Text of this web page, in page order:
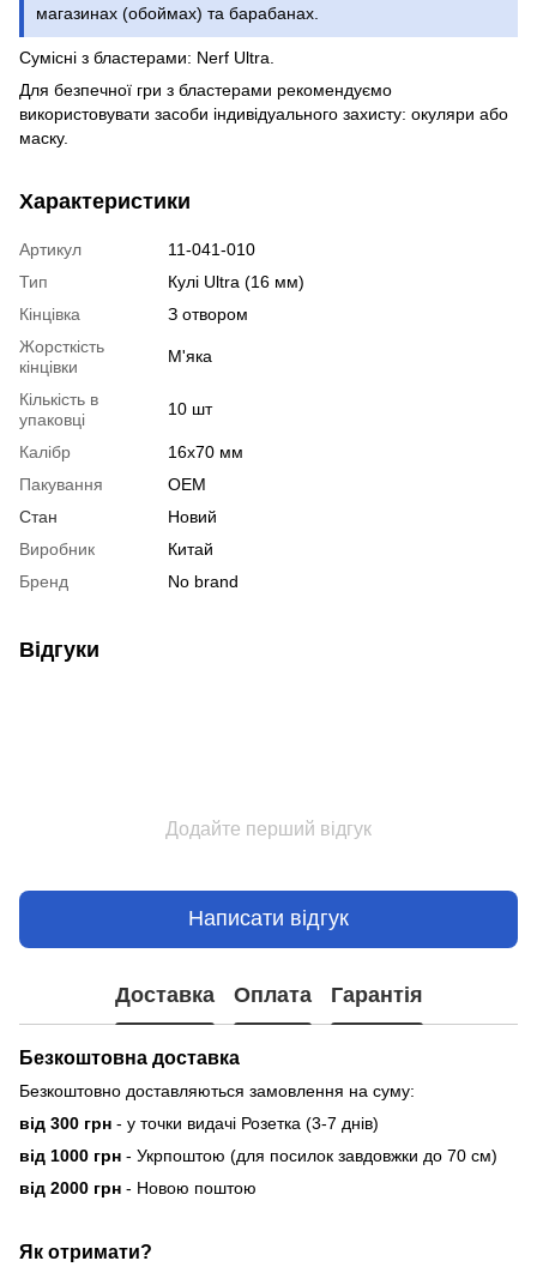
магазинах (обоймах) та барабанах.
Сумісні з бластерами: Nerf Ultra.
Для безпечної гри з бластерами рекомендуємо
використовувати засоби індивідуального захисту: окуляри або
маску.
Характеристики
Артикул
11-041-010
Тип
Кулі Ultra (16 мм)
Кінцівка
З отвором
Жорсткість
кінцівки
М'яка
Кількість в
упаковці
10 шт
Калібр
16x70 мм
Пакування
OEM
Стан
Новий
Виробник
Китай
Бренд
No brand
Відгуки
Додайте перший відгук
Написати відгук
Доставка Оплата Гарантія
Безкоштовна доставка
Безкоштовно доставляються замовлення на суму:
від 300 грн - у точки видачі Розетка (3-7 днів)
від 1000 грн - Укрпоштою (для посилок завдовжки до 70 см)
від 2000 грн - Новою поштою
Як отримати?